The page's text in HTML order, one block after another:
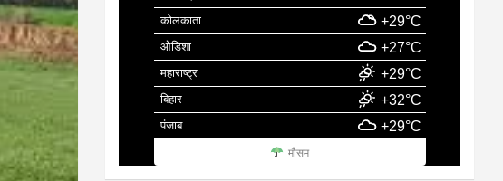
कोलकाता +29°C
ओडिशा +27°C
महाराष्ट्र +29°C
बिहार +32°C
पंजाब +29°C
मौसम